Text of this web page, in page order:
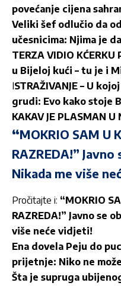
povećanje cijena
Veliki šef odlučio da
učesnicima: Njima je
TERZA VIDIO
u Bijeloj kući – tu je i
ISTRAŽIVANJE – U
grudi: Evo kako stoje
KAKAV JE PLASMAN U
“MOKRIO SAM U
RAZREDA!”
Nikada me više
Pročitajte i: “MOKRIO
RAZREDA!” Javno se
više neće vidjeti!
Ena dovela Peju do
prijetnje: Niko ne
Šta je supruga